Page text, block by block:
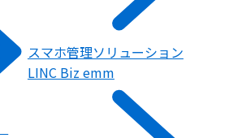
スマホ管理ソリューション
LINC Biz emm